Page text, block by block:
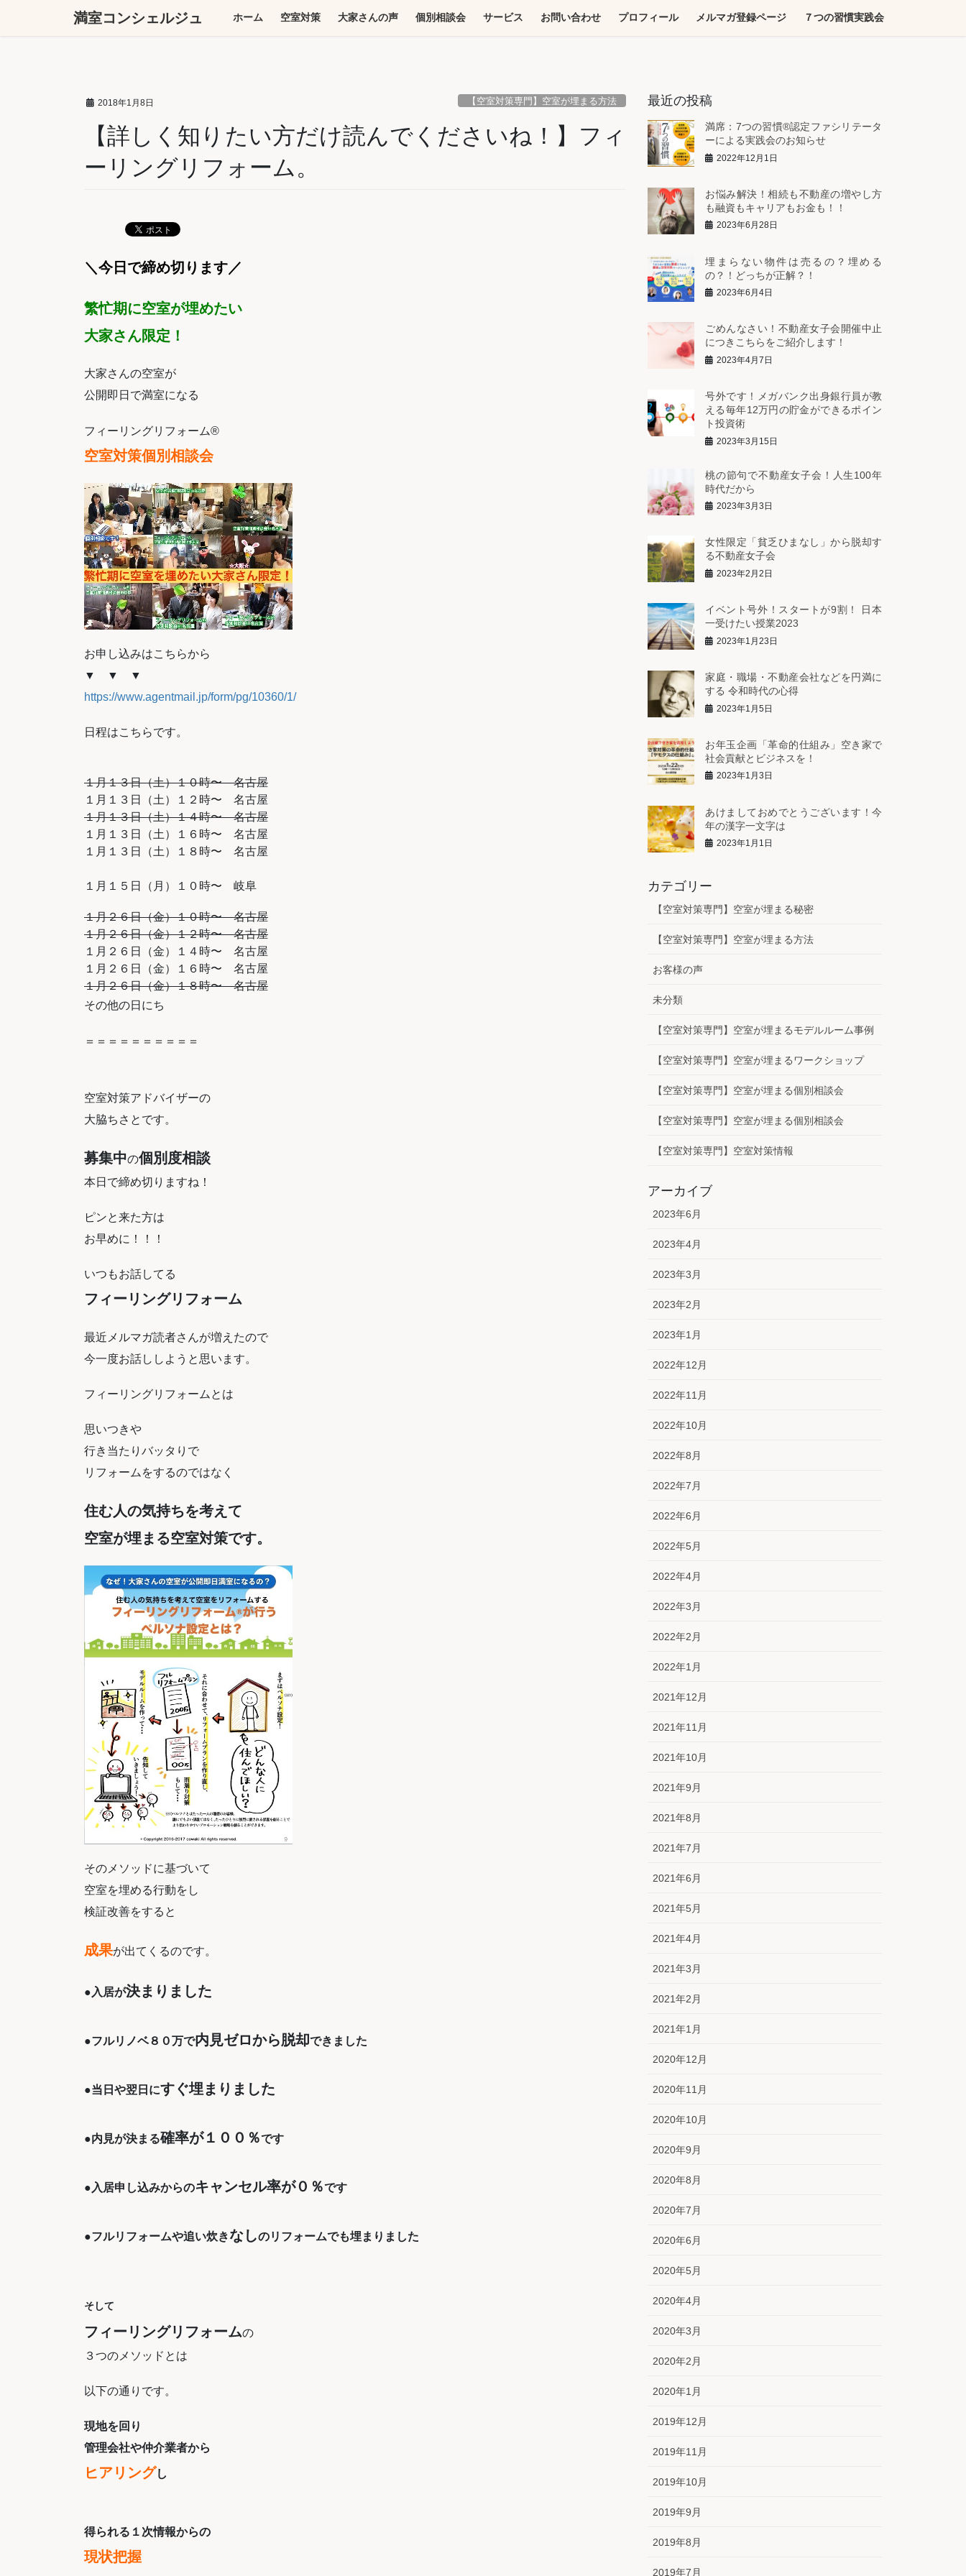
満室コンシェルジュ ホーム 空室対策 大家さんの声 個別相談会 サービス お問い合わせ プロフィール メルマガ登録ページ ７つの習慣実践会
2018年1月8日 【空室対策専門】空室が埋まる方法
【詳しく知りたい方だけ読んでくださいね！】フィ
ーリングリフォーム。
＼今日で締め切ります／
繁忙期に空室が埋めたい
大家さん限定！
大家さんの空室が
公開即日で満室になる
フィーリングリフォーム®
空室対策個別相談会
お申し込みはこちらから
▼ ▼ ▼
https://www.agentmail.jp/form/pg/10360/1/
日程はこちらです。
１月１３日（土）１０時〜 名古屋
１月１３日（土）１２時〜 名古屋
１月１３日（土）１４時〜 名古屋
１月１３日（土）１６時〜 名古屋
１月１３日（土）１８時〜 名古屋
１月１５日（月）１０時〜 岐阜
１月２６日（金）１０時〜 名古屋
１月２６日（金）１２時〜 名古屋
１月２６日（金）１４時〜 名古屋
１月２６日（金）１６時〜 名古屋
１月２６日（金）１８時〜 名古屋
その他の日にち
＝＝＝＝＝＝＝＝＝＝
空室対策アドバイザーの
大脇ちさとです。
募集中の個別度相談
本日で締め切りますね！
ピンと来た方は
お早めに！！！
いつもお話してる
フィーリングリフォーム
最近メルマガ読者さんが増えたので
今一度お話ししようと思います。
フィーリングリフォームとは
思いつきや
行き当たりバッタりで
リフォームをするのではなく
住む人の気持ちを考えて
空室が埋まる空室対策です。
そのメソッドに基づいて
空室を埋める行動をし
検証改善をすると
成果が出てくるのです。
●入居が決まりました
●フルリノベ８０万で内見ゼロから脱却できました
●当日や翌日にすぐ埋まりました
●内見が決まる確率が１００％です
●入居申し込みからのキャンセル率が０％です
●フルリフォームや追い炊きなしのリフォームでも埋まりました
そして
フィーリングリフォームの
３つのメソッドとは
以下の通りです。
現地を回り
管理会社や仲介業者から
ヒアリングし
得られる１次情報からの
現状把握
最近の投稿
満席：7つの習慣®︎認定ファシリテータ
ーによる実践会のお知らせ
2022年12月1日
お悩み解決！相続も不動産の増やし方
も融資もキャリアもお金も！！
2023年6月28日
埋まらない物件は売るの？埋める
の？！どっちが正解？！
2023年6月4日
ごめんなさい！不動産女子会開催中止
につきこちらをご紹介します！
2023年4月7日
号外です！メガバンク出身銀行員が教
える毎年12万円の貯金ができるポイン
ト投資術
2023年3月15日
桃の節句で不動産女子会！人生100年
時代だから
2023年3月3日
女性限定「貧乏ひまなし」から脱却す
る不動産女子会
2023年2月2日
イベント号外！スタートが9割！ 日本
一受けたい授業2023
2023年1月23日
家庭・職場・不動産会社などを円満に
する 令和時代の心得
2023年1月5日
お年玉企画「革命的仕組み」空き家で
社会貢献とビジネスを！
2023年1月3日
あけましておめでとうございます！今
年の漢字一文字は
2023年1月1日
カテゴリー
【空室対策専門】空室が埋まる秘密
【空室対策専門】空室が埋まる方法
お客様の声
未分類
【空室対策専門】空室が埋まるモデルルーム事例
【空室対策専門】空室が埋まるワークショップ
【空室対策専門】空室が埋まる個別相談会
【空室対策専門】空室が埋まる個別相談会
【空室対策専門】空室対策情報
アーカイブ
2023年6月
2023年4月
2023年3月
2023年2月
2023年1月
2022年12月
2022年11月
2022年10月
2022年8月
2022年7月
2022年6月
2022年5月
2022年4月
2022年3月
2022年2月
2022年1月
2021年12月
2021年11月
2021年10月
2021年9月
2021年8月
2021年7月
2021年6月
2021年5月
2021年4月
2021年3月
2021年2月
2021年1月
2020年12月
2020年11月
2020年10月
2020年9月
2020年8月
2020年7月
2020年6月
2020年5月
2020年4月
2020年3月
2020年2月
2020年1月
2019年12月
2019年11月
2019年10月
2019年9月
2019年8月
2019年7月